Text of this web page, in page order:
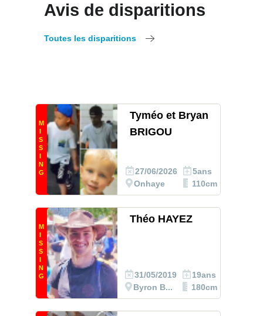
Avis de disparitions
Toutes les disparitions
M
I
S
S
I
N
G
Tyméo et Bryan
BRIGOU
27/06/2026
Onhaye
5ans
110cm
M
I
S
S
I
N
G
Théo HAYEZ
31/05/2019
Byron B...
19ans
180cm